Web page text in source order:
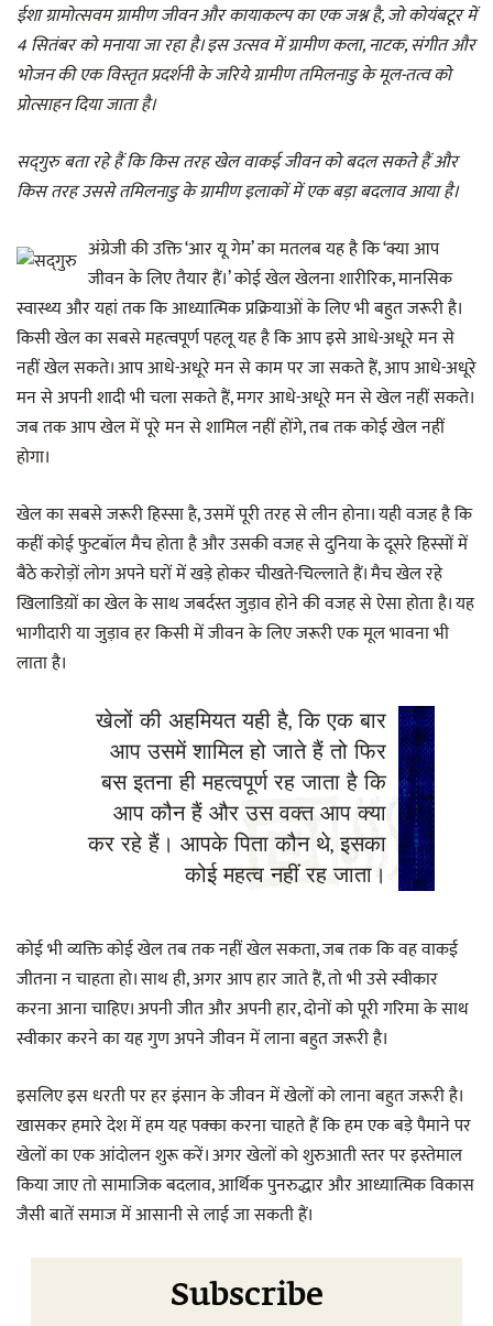
ईशा ग्रामोत्सवम ग्रामीण जीवन और कायाकल्प का एक जश्न है,जो कोयंबटूर में
4सितंबर को मनाया जा रहा है। इस उत्सव में ग्रामीण कला,नाटक,संगीत और
भोजन की एक विस्तृत प्रदर्शनी के जरिये ग्रामीण तमिलनाडु के मूल-तत्व को
प्रोत्साहन दिया जाता है।
सद्‌गुरु बता रहे हैं कि किस तरहखेल वाकई जीवन को बदल सकते हैं और
किस तरह उससे तमिलनाडु के ग्रामीण इलाकों में एक बड़ा बदलाव आया है।
अंग्रेजी की उक्ति ‘आर यू गेम’ का मतलब यह है कि ‘क्या आप
जीवन के लिए तैयार हैं।’ कोई खेल खेलना शारीरिक, मानसिक
स्वास्थ्य और यहां तक कि आध्यात्मिक प्रक्रियाओं के लिए भी बहुत जरूरी है।
किसी खेल का सबसे महत्वपूर्ण पहलू यह है कि आप इसे आधे-अधूरे मन से
नहीं खेल सकते। आप आधे-अधूरे मन से काम पर जा सकते हैं, आप आधे-अधूरे
मन से अपनी शादी भी चला सकते हैं, मगर आधे-अधूरे मन से खेल नहीं सकते।
जब तक आप खेल में पूरे मन से शामिल नहीं होंगे, तब तक कोई खेल नहीं
होगा।
खेल का सबसे जरूरी हिस्सा है, उसमें पूरी तरह से लीन होना। यही वजह है कि
कहीं कोई फुटबॉल मैच होता है और उसकी वजह से दुनिया के दूसरे हिस्सों में
बैठे करोड़ों लोग अपने घरों में खड़े होकर चीखते-चिल्लाते हैं। मैच खेल रहे
खिलाडिय़ों का खेल के साथ जबर्दस्त जुड़ाव होने की वजह से ऐसा होता है। यह
भागीदारी या जुड़ाव हर किसी में जीवन के लिए जरूरी एक मूल भावना भी
लाता है।
खेलों की अहमियत यही है, कि एक बार
आप उसमें शामिल हो जाते हैं तो फिर
बस इतना ही महत्वपूर्ण रह जाता है कि
आप कौन हैं और उस वक्त आप क्या
कर रहे हैं। आपके पिता कौन थे, इसका
कोई महत्व नहीं रह जाता।
कोई भी व्यक्ति कोई खेल तब तक नहीं खेल सकता, जब तक कि वह वाकई
जीतना न चाहता हो। साथ ही, अगर आप हार जाते हैं, तो भी उसे स्वीकार
करना आना चाहिए। अपनी जीत और अपनी हार, दोनों को पूरी गरिमा के साथ
स्वीकार करने का यह गुण अपने जीवन में लाना बहुत जरूरी है।
इसलिए इस धरती पर हर इंसान के जीवन में खेलों को लाना बहुत जरूरी है।
खासकर हमारे देश में हम यह पक्का करना चाहते हैं कि हम एक बड़े पैमाने पर
खेलों का एक आंदोलन शुरू करें। अगर खेलों को शुरुआती स्तर पर इस्तेमाल
किया जाए तो सामाजिक बदलाव, आर्थिक पुनरुद्धार और आध्यात्मिक विकास
जैसी बातें समाज में आसानी से लाई जा सकती हैं।
Subscribe